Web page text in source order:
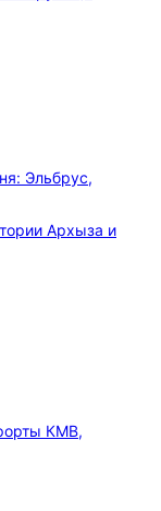
Эльбрус,
Архыза и